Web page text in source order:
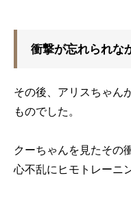
衝撃が忘れられな
その後、アリスちゃん
ものでした。
クーちゃんを見たその
心不乱にヒモトレーニ